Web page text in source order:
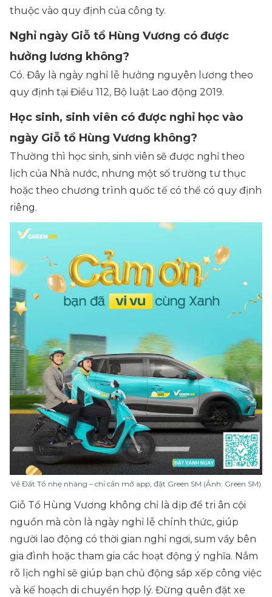
thuộc vào quy định của công ty.
Nghỉ ngày Giỗ tổ Hùng Vương có được
hưởng lương không?
Có. Đây là ngày nghỉ lễ hưởng nguyên lương theo
quy định tại Điều 112, Bộ luật Lao động 2019.
Học sinh, sinh viên có được nghỉ học vào
ngày Giỗ tổ Hùng Vương không?
Thường thì học sinh, sinh viên sẽ được nghỉ theo
lịch của Nhà nước, nhưng một số trường tư thục
hoặc theo chương trình quốc tế có thể có quy định
riêng.
Về Đất Tổ nhẹ nhàng – chỉ cần mở app, đặt Green SM (Ảnh: Green SM)
Giỗ Tổ Hùng Vương không chỉ là dịp để tri ân cội
nguồn mà còn là ngày nghỉ lễ chính thức, giúp
người lao động có thời gian nghỉ ngơi, sum vầy bên
gia đình hoặc tham gia các hoạt động ý nghĩa. Nắm
rõ lịch nghỉ sẽ giúp bạn chủ động sắp xếp công việc
và kế hoạch di chuyển hợp lý. Đừng quên đặt xe